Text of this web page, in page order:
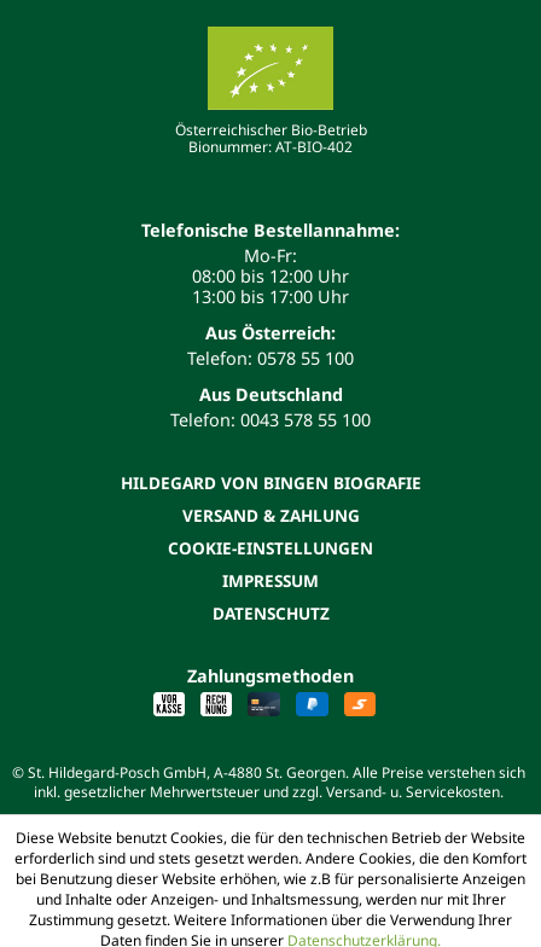
Österreichischer Bio-Betrieb
Bionummer: AT-BIO-402
Telefonische Bestellannahme:
Mo-Fr:
08:00 bis 12:00 Uhr
13:00 bis 17:00 Uhr
Aus Österreich:
Telefon: 0578 55 100
Aus Deutschland
Telefon: 0043 578 55 100
HILDEGARD VON BINGEN BIOGRAFIE
VERSAND & ZAHLUNG
COOKIE-EINSTELLUNGEN
IMPRESSUM
DATENSCHUTZ
Zahlungsmethoden
© St. Hildegard-Posch GmbH, A-4880 St. Georgen. Alle Preise verstehen sich
inkl. gesetzlicher Mehrwertsteuer und zzgl. Versand- u. Servicekosten.
Diese Website benutzt Cookies, die für den technischen Betrieb der Website
erforderlich sind und stets gesetzt werden. Andere Cookies, die den Komfort
bei Benutzung dieser Website erhöhen, wie z.B für personalisierte Anzeigen
und Inhalte oder Anzeigen- und Inhaltsmessung, werden nur mit Ihrer
Zustimmung gesetzt. Weitere Informationen über die Verwendung Ihrer
Daten finden Sie in unserer Datenschutzerklärung.